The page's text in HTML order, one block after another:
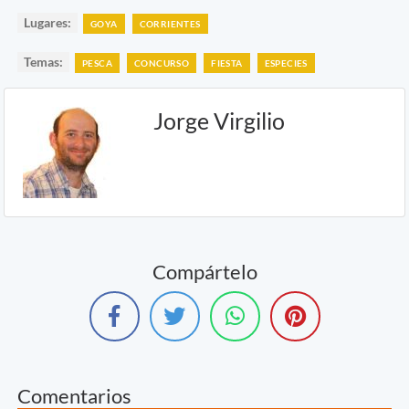
Lugares: GOYA CORRIENTES
Temas: PESCA CONCURSO FIESTA ESPECIES
Jorge Virgilio
Compártelo
Comentarios